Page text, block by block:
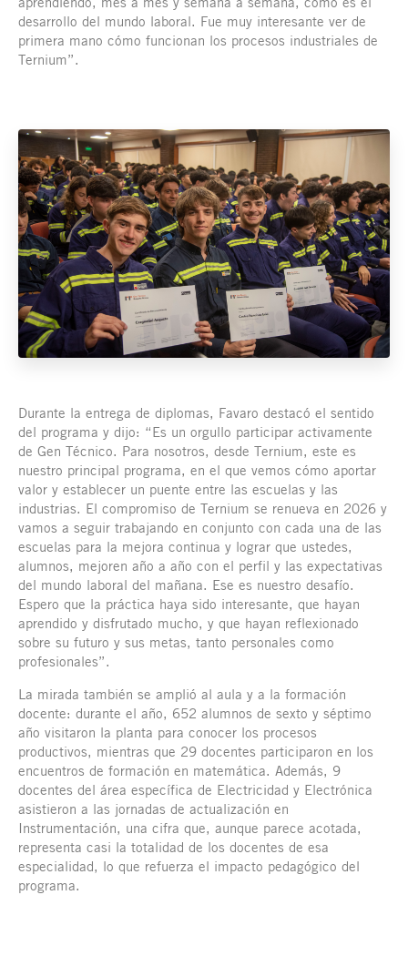
desarrollo del mundo laboral. Fue muy interesante ver de
primera mano cómo funcionan los procesos industriales de
Ternium”.
Durante la entrega de diplomas, Favaro destacó el sentido
del programa y dijo: “Es un orgullo participar activamente
de Gen Técnico. Para nosotros, desde Ternium, este es
nuestro principal programa, en el que vemos cómo aportar
valor y establecer un puente entre las escuelas y las
industrias. El compromiso de Ternium se renueva en 2026 y
vamos a seguir trabajando en conjunto con cada una de las
escuelas para la mejora continua y lograr que ustedes,
alumnos, mejoren año a año con el perfil y las expectativas
del mundo laboral del mañana. Ese es nuestro desafío.
Espero que la práctica haya sido interesante, que hayan
aprendido y disfrutado mucho, y que hayan reflexionado
sobre su futuro y sus metas, tanto personales como
profesionales”.
La mirada también se amplió al aula y a la formación
docente: durante el año, 652 alumnos de sexto y séptimo
año visitaron la planta para conocer los procesos
productivos, mientras que 29 docentes participaron en los
encuentros de formación en matemática. Además, 9
docentes del área específica de Electricidad y Electrónica
asistieron a las jornadas de actualización en
Instrumentación, una cifra que, aunque parece acotada,
representa casi la totalidad de los docentes de esa
especialidad, lo que refuerza el impacto pedagógico del
programa.